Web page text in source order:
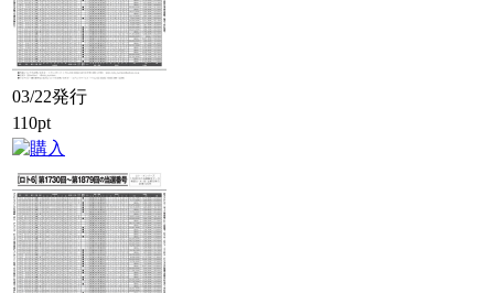
03/22発行
110pt